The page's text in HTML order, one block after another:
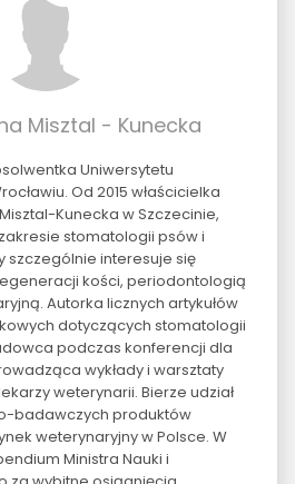
Misztal - Kunecka
Uniwersytetu
Od 2015 właścicielka
Kunecka w Szczecinie,
stomatologii psów i
szczególnie interesuje się
kości, periodontologią
Autorka licznych artykułów
dotyczących stomatologii
podczas konferencji dla
wykłady i warsztaty
weterynarii. Bierze udział
badawczych produktów
weterynaryjny w Polsce. W
Ministra Nauki i